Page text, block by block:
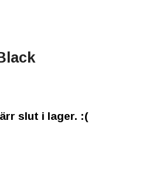
slut i lager. :(